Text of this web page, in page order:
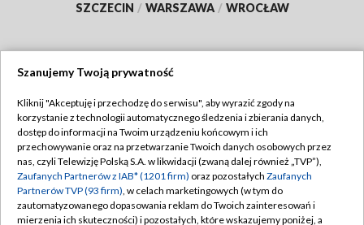
SZCZECIN / WARSZAWA / WROCŁAW
TVP
Abonament TVP
Emisja w TVP
Centrum informacji TVP
Regulamin TVP
Polityka prywatności
Moje zgody
Szanujemy Twoją prywatność
Kliknij "Akceptuję i przechodzę do serwisu", aby wyrazić zgody na
korzystanie z technologii automatycznego śledzenia i zbierania danych,
dostęp do informacji na Twoim urządzeniu końcowym i ich
przechowywanie oraz na przetwarzanie Twoich danych osobowych przez
nas, czyli Telewizję Polską S.A. w likwidacji (zwaną dalej również „TVP”),
Zaufanych Partnerów z IAB* (1201 firm) oraz pozostałych Zaufanych
Partnerów TVP (93 firm), w celach marketingowych (w tym do
zautomatyzowanego dopasowania reklam do Twoich zainteresowań i
mierzenia ich skuteczności) i pozostałych, które wskazujemy poniżej, a